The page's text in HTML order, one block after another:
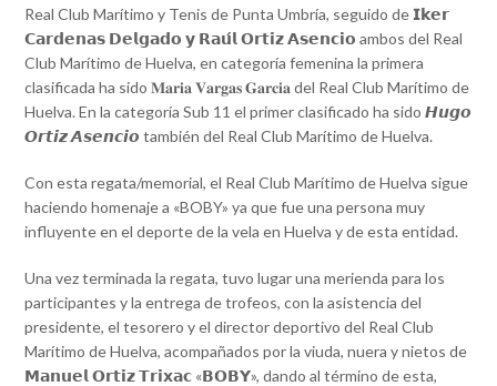
Real Club Marítimo y Tenis de Punta Umbría, seguido de 𝗜𝗸𝗲𝗿
𝗖𝗮𝗿𝗱𝗲𝗻𝗮𝘀 𝗗𝗲𝗹𝗴𝗮𝗱𝗼 𝘆 𝗥𝗮𝘂́𝗹 𝗢𝗿𝘁𝗶𝘇 𝗔𝘀𝗲𝗻𝗰𝗶𝗼 ambos del Real
Club Marítimo de Huelva, en categoría femenina la primera
clasificada ha sido 𝐌𝐚𝐫𝐢𝐚 𝐕𝐚𝐫𝐠𝐚𝐬 𝐆𝐚𝐫𝐜𝐢𝐚 del Real Club Marítimo de
Huelva. En la categoría Sub 11 el primer clasificado ha sido 𝙃𝙪𝙜𝙤
𝙊𝙧𝙩𝙞𝙯 𝘼𝙨𝙚𝙣𝙘𝙞𝙤 también del Real Club Marítimo de Huelva.
Con esta regata/memorial, el Real Club Marítimo de Huelva sigue
haciendo homenaje a «BOBY» ya que fue una persona muy
influyente en el deporte de la vela en Huelva y de esta entidad.
Una vez terminada la regata, tuvo lugar una merienda para los
participantes y la entrega de trofeos, con la asistencia del
presidente, el tesorero y el director deportivo del Real Club
Marítimo de Huelva, acompañados por la viuda, nuera y nietos de
𝗠𝗮𝗻𝘂𝗲𝗹 𝗢𝗿𝘁𝗶𝘇 𝗧𝗿𝗶𝘅𝗮𝗰 «𝗕𝗢𝗕𝗬», dando al término de esta,